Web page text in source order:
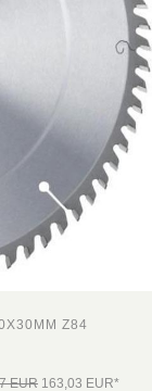
Z84
EUR 163,03 EUR*